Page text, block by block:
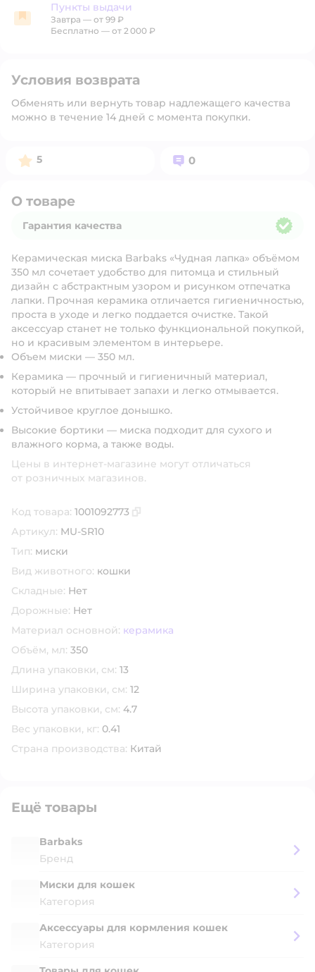
Пункты выдачи
Пункты выдачи
Завтра — от 99 ₽
Бесплатно — от 2 000 ₽
Условия возврата
Обменять или вернуть товар надлежащего качества
можно в течение 14 дней с момента покупки.
Рейтинг:
5 Вопросов:
0
О товаре
Гарантия качества
Керамическая миска Barbaks «Чудная лапка» объёмом
350 мл сочетает удобство для питомца и стильный
дизайн с абстрактным узором и рисунком отпечатка
лапки. Прочная керамика отличается гигиеничностью,
проста в уходе и легко поддается очистке. Такой
аксессуар станет не только функциональной покупкой,
но и красивым элементом в интерьере.
Объем миски — 350 мл.
Керамика — прочный и гигиеничный материал,
который не впитывает запахи и легко отмывается.
Устойчивое круглое донышко.
Высокие бортики — миска подходит для сухого и
влажного корма, а также воды.
Цены в интернет-магазине могут отличаться
от розничных магазинов.
Код товара: 1001092773
Артикул: MU-SR10
Тип: миски
Вид животного: кошки
Складные: Нет
Дорожные: Нет
Материал основной: керамика
Объём, мл: 350
Длина упаковки, см: 13
Ширина упаковки, см: 12
Высота упаковки, см: 4.7
Вес упаковки, кг: 0.41
Страна производства: Китай
Ещё товары
Barbaks
Бренд
Миски для кошек
Категория
Аксессуары для кормления кошек
Категория